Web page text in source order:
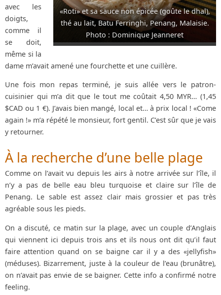
«Roti» et sa sauce non épicée (goûte le dhal),
thé au lait, Batu Ferringhi, Penang, Malaisie.
Photo : Dominique Jeanneret
avec les
doigts,
comme il
se doit,
même si la
dame m’avait amené une fourchette et une cuillère.
Une fois mon repas terminé, je suis allée vers le patron-
cuisinier qui m’a dit que le tout me coûtait 4,50 MYR… (1,45
$CAD ou 1 €). J’avais bien mangé, local et… à prix local ! «Come
again !» m’a répété le monsieur, fort gentil. C’est sûr que je vais
y retourner.
À la recherche d’une belle plage
Comme on l’avait vu depuis les airs à notre arrivée sur l’île, il
n’y a pas de belle eau bleu turquoise et claire sur l’île de
Penang. Le sable est assez clair mais grossier et pas très
agréable sous les pieds.
On a discuté, ce matin sur la plage, avec un couple d’Anglais
qui viennent ici depuis trois ans et ils nous ont dit qu’il faut
faire attention quand on se baigne car il y a des «jellyfish»
(méduses). Bizarrement, juste à la couleur de l’eau (brunâtre),
on n’avait pas envie de se baigner. Cette info a confirmé notre
feeling.